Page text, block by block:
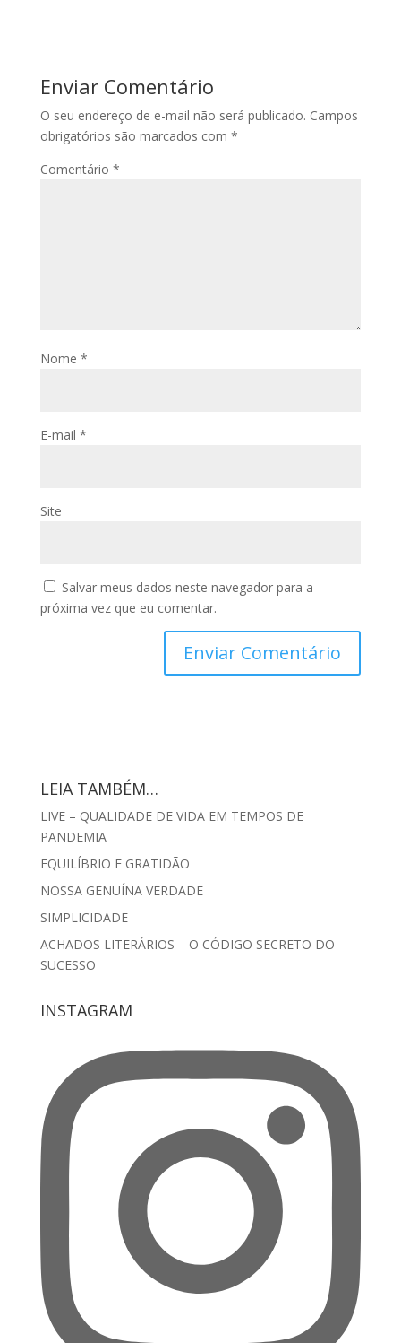
Enviar Comentário
O seu endereço de e-mail não será publicado. Campos
obrigatórios são marcados com *
Comentário *
Nome *
E-mail *
Site
Salvar meus dados neste navegador para a
próxima vez que eu comentar.
LEIA TAMBÉM…
LIVE – QUALIDADE DE VIDA EM TEMPOS DE
PANDEMIA
EQUILÍBRIO E GRATIDÃO
NOSSA GENUÍNA VERDADE
SIMPLICIDADE
ACHADOS LITERÁRIOS – O CÓDIGO SECRETO DO
SUCESSO
INSTAGRAM